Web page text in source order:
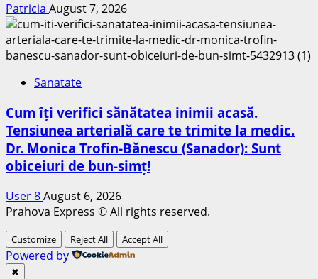
Patricia August 7, 2026
Sanatate
Cum îți verifici sănătatea inimii acasă.
Tensiunea arterială care te trimite la medic.
Dr. Monica Trofin-Bănescu (Sanador): Sunt
obiceiuri de bun-simț!
User 8August 6, 2026
Prahova Express © All rights reserved.
Customize Reject All Accept All
Powered by
✖